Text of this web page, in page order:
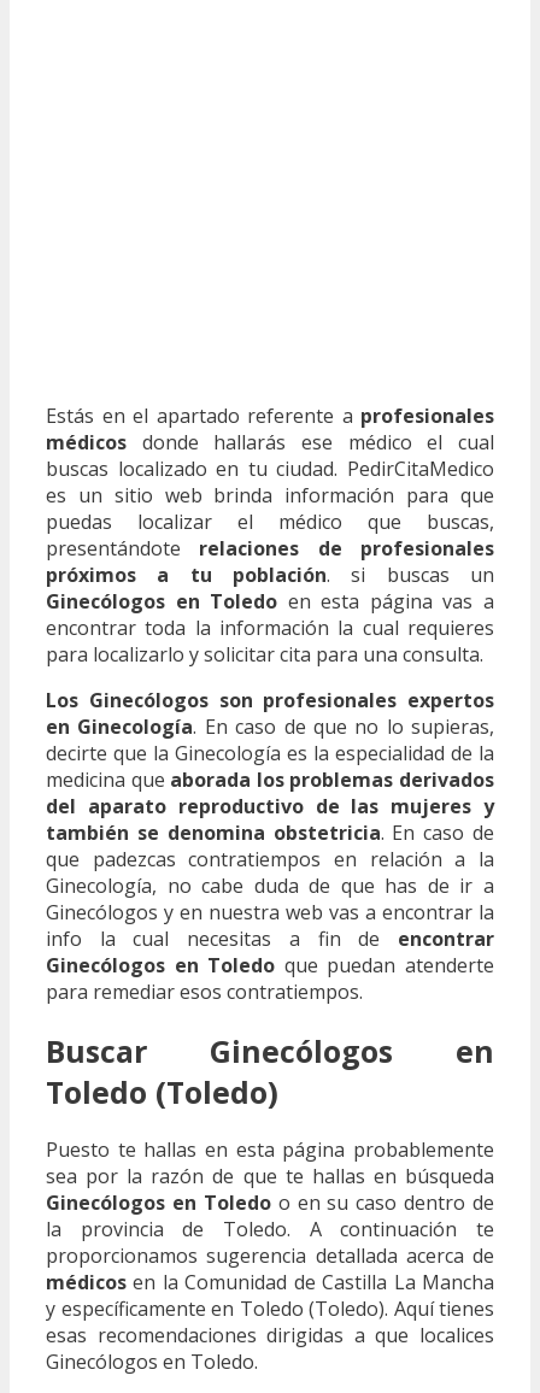
Estás en el apartado referente a profesionales
médicos donde hallarás ese médico el cual
buscas localizado en tu ciudad. PedirCitaMedico
es un sitio web brinda información para que
puedas localizar el médico que buscas,
presentándote relaciones de profesionales
próximos a tu población. si buscas un
Ginecólogos en Toledo en esta página vas a
encontrar toda la información la cual requieres
para localizarlo y solicitar cita para una consulta.
Los Ginecólogos son profesionales expertos
en Ginecología. En caso de que no lo supieras,
decirte que la Ginecología es la especialidad de la
medicina que aborada los problemas derivados
del aparato reproductivo de las mujeres y
también se denomina obstetricia. En caso de
que padezcas contratiempos en relación a la
Ginecología, no cabe duda de que has de ir a
Ginecólogos y en nuestra web vas a encontrar la
info la cual necesitas a fin de encontrar
Ginecólogos en Toledo que puedan atenderte
para remediar esos contratiempos.
Buscar Ginecólogos en
Toledo (Toledo)
Puesto te hallas en esta página probablemente
sea por la razón de que te hallas en búsqueda
Ginecólogos en Toledoo en su caso dentro de
la provincia de Toledo. A continuación te
proporcionamos sugerencia detallada acerca de
médicos en la Comunidad de Castilla La Mancha
y específicamente en Toledo (Toledo). Aquí tienes
esas recomendaciones dirigidas a que localices
Ginecólogos en Toledo.